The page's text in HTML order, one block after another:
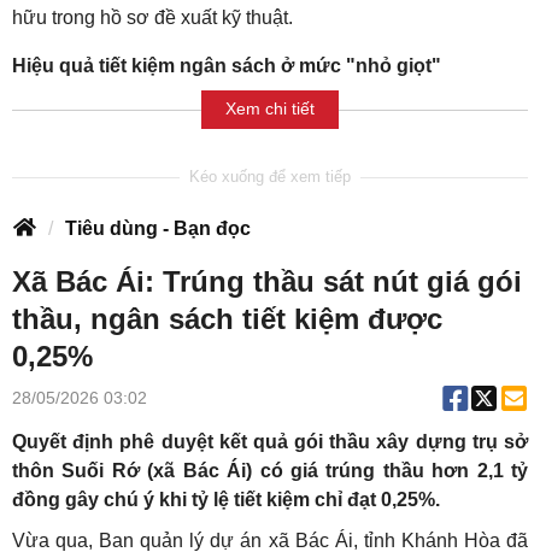
hữu trong hồ sơ đề xuất kỹ thuật.
Hiệu quả tiết kiệm ngân sách ở mức "nhỏ giọt"
Xem chi tiết
Tiêu dùng - Bạn đọc
Xã Bác Ái: Trúng thầu sát nút giá gói
thầu, ngân sách tiết kiệm được
0,25%
28/05/2026 03:02
Quyết định phê duyệt kết quả gói thầu xây dựng trụ sở
thôn Suối Rớ (xã Bác Ái) có giá trúng thầu hơn 2,1 tỷ
đồng gây chú ý khi tỷ lệ tiết kiệm chỉ đạt 0,25%.
Vừa qua, Ban quản lý dự án xã Bác Ái, tỉnh Khánh Hòa đã